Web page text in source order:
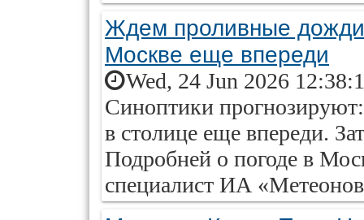
Ждем проливные
Москве еще впереди
Wed, 24 Jun 2026
Синоптики
в столице еще впереди.
Подробней о погоде в
специалист ИА